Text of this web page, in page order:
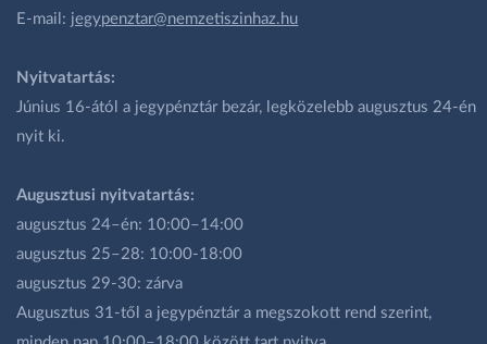
E-mail: jegypenztar@nemzetiszinhaz.hu
Nyitvatartás:
Június 16-ától a jegypénztár bezár, legközelebb augusztus 24-én
nyit ki.
Augusztusi nyitvatartás:
augusztus 24–én: 10:00–14:00
augusztus 25–28: 10:00-18:00
augusztus 29-30: zárva
Augusztus 31-től a jegypénztár a megszokott rend szerint,